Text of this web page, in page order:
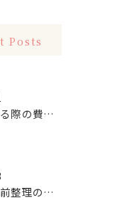
Posts
仏壇を処分する際の費用相場は？
福祉整理と生前整理の違いは？